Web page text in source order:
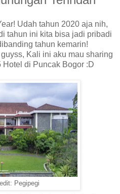
Udah tahun 2020 aja nih,
tahun ini kita bisa jadi pribadi
tahun kemarin!
Kali ini aku mau sharing
di Puncak Bogor :D
Pegipegi